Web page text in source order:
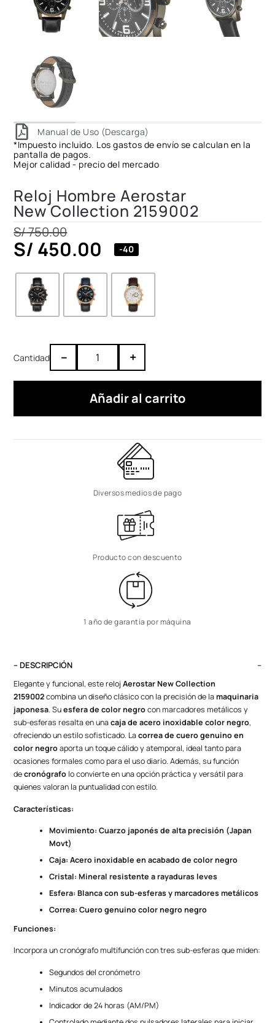
Manual de Uso (Descarga)
*Impuesto incluido. Los gastos de envío se calculan en la
pantalla de pagos.
Mejor calidad - precio del mercado
Reloj Hombre Aerostar
New Collection 2159002
S/750.00
S/ 450.00 -40
– +
Añadir al carrito
Diversos medios de pago
Producto con descuento
1 año de garantía por máquina
– DESCRIPCIÓN
Elegante y funcional, este relojAerostar New Collection
2159002combina un diseño clásico con la precisión de lamaquinaria
japonesa. Suesfera de color negrocon marcadores metálicos y
sub-esferas resalta en unacaja de acero inoxidable color negro,
ofreciendo un estilo sofisticado. Lacorrea de cuero genuino en
color negroaporta un toque cálido y atemporal, ideal tanto para
ocasiones formales como para el uso diario. Además, su función
decronógrafo lo convierte en una opción práctica y versátil para
quienes valoran la puntualidad con estilo.
Características:
Movimiento: Cuarzo japonés de alta precisión (Japan
Movt)
Caja: Acero inoxidable en acabado de color negro
Cristal: Mineral resistente a rayaduras leves
Esfera: Blanca con sub-esferas y marcadores metálicos
Correa: Cuero genuino color negro negro
Funciones:
Incorpora un cronógrafo multifunción con tres sub-esferas que miden:
Segundos del cronómetro
Minutos acumulados
Indicador de 24 horas (AM/PM)